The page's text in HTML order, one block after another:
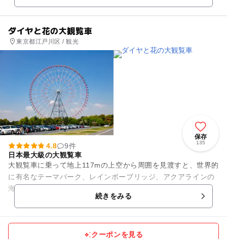
ダイヤと花の大観覧車
東京都江戸川区 / 観光
保存
135
4.8
9件
日本最大級の大観覧車
大観覧車に乗って地上117mの上空から周囲を見渡すと、世界的
に有名なテーマパーク、レインボーブリッジ、アクアラインの
海ほたる、都庁、東京タワー、東京スカイツリー、東京ゲート
ブリッジ、房総半島から...続きをみる
クーポンを見る